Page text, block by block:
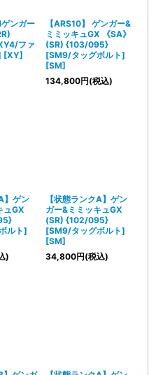
ゲンガー
ファ
[XY]
【ARS10】 ゲンガー&
ミミッキュGX 《SA》
(SR) {103/095}
[SM9/タッグボルト]
[SM]
134,800円(税込)
】ゲン
ュGX
ルト]
)
【状態ランクA】ゲン
ガー&ミミッキュGX
(SR) {102/095}
[SM9/タッグボルト]
[SM]
34,800円(税込)